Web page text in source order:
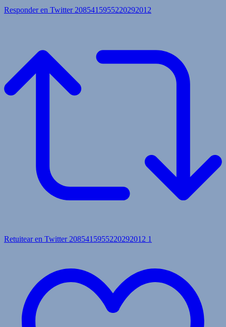
Responder en Twitter 2085415955220292012
Retuitear en Twitter 2085415955220292012 1